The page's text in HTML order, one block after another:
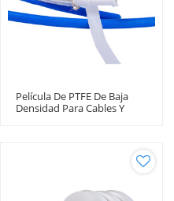
Película De PTFE De Baja
Densidad Para Cables Y